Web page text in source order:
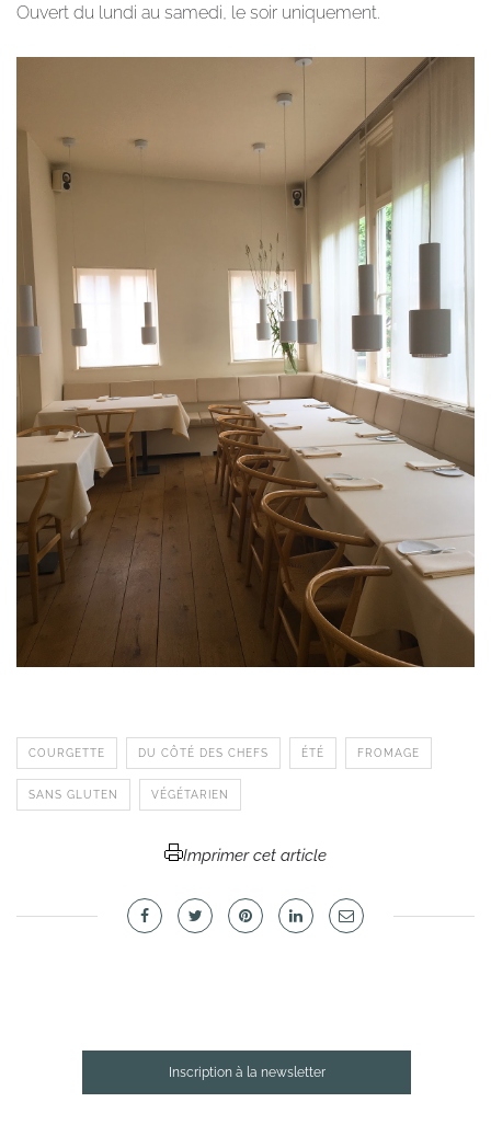
Ouvert du lundi au samedi, le soir uniquement.
COURGETTE DU CÔTÉ DES CHEFS ÉTÉ FROMAGE
SANS GLUTEN VÉGÉTARIEN
Imprimer cet article
Inscription à la newsletter